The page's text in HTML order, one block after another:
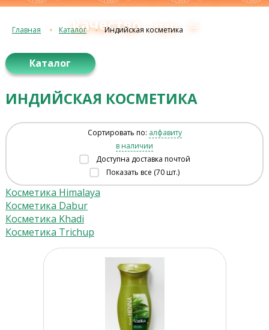
качествос 1993 г.≡
Главная Каталог Индийская косметика
Каталог
ИНДИЙСКАЯ КОСМЕТИКА
Сортировать по: алфавиту
в наличии
Доступна доставка почтой
Показать все (70 шт.)
Косметика Himalaya
Косметика Dabur
Косметика Khadi
Косметика Trichup